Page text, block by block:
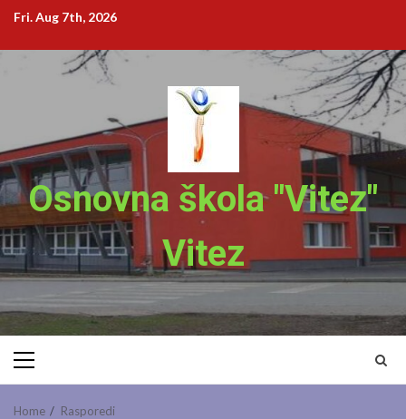
Skip
content
Fri. Aug 7th, 2026
Osnovna škola "Vitez"
Vitez
Primary
Menu
Home Rasporedi